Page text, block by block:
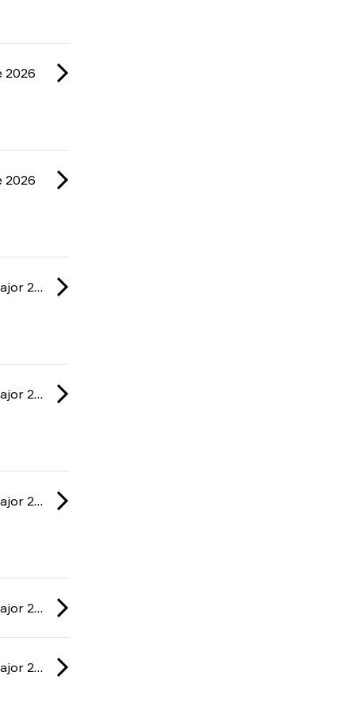
2026
2026
IEM: Cologne Major 2026
IEM: Cologne Major 2026
IEM: Cologne Major 2026
IEM: Cologne Major 2026
IEM: Cologne Major 2026